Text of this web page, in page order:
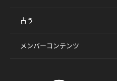
占う
メンバーコンテンツ